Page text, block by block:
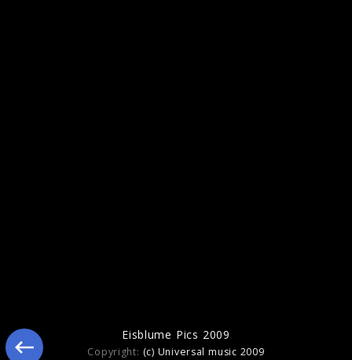
Eisblume Pics 2009
Copyright: (c) Universal music 2009